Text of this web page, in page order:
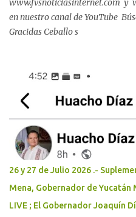
en nuestro canal de YouTube
Gracidas Ceballo s
26 y 27 de Julio 2026 .-
Mena, Gobernador de Yucatán
LIVE ; El Gobernador Joaquín